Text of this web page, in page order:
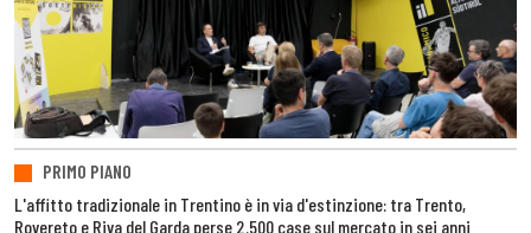
PRIMO PIANO
L'affitto tradizionale in Trentino è in via d'estinzione: tra Trento,
Rovereto e Riva del Garda perse 2.500 case sul mercato in sei anni